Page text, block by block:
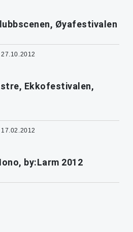
Øyafestivalen
27.10.2012
Ekkofestivalen,
17.02.2012
by:Larm 2012